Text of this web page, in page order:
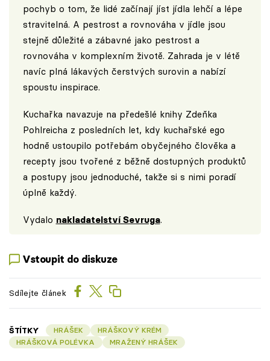
pochyb o tom, že lidé začínají jíst jídla lehčí a lépe
stravitelná. A pestrost a rovnováha v jídle jsou
stejně důležité a zábavné jako pestrost a
rovnováha v komplexním životě. Zahrada je v létě
navíc plná lákavých čerstvých surovin a nabízí
spoustu inspirace.
Kuchařka navazuje na předešlé knihy Zdeňka
Pohlreicha z posledních let, kdy kuchařské ego
hodně ustoupilo potřebám obyčejného člověka a
recepty jsou tvořené z běžně dostupných produktů
a postupy jsou jednoduché, takže si s nimi poradí
úplně každý.
Vydalo nakladatelství Sevruga.
Vstoupit do diskuze
Sdílejte článek
ŠTÍTKY HRÁŠEK
HRÁŠKOVÝ KRÉM
HRÁŠKOVÁ POLÉVKA
MRAŽENÝ HRÁŠEK